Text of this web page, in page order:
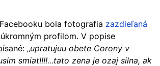
bola fotografia zazdieľaná
profilom. V popise
„upratujuu obete Corony v
smiat!!!!...tato zena je ozaj silna, ak